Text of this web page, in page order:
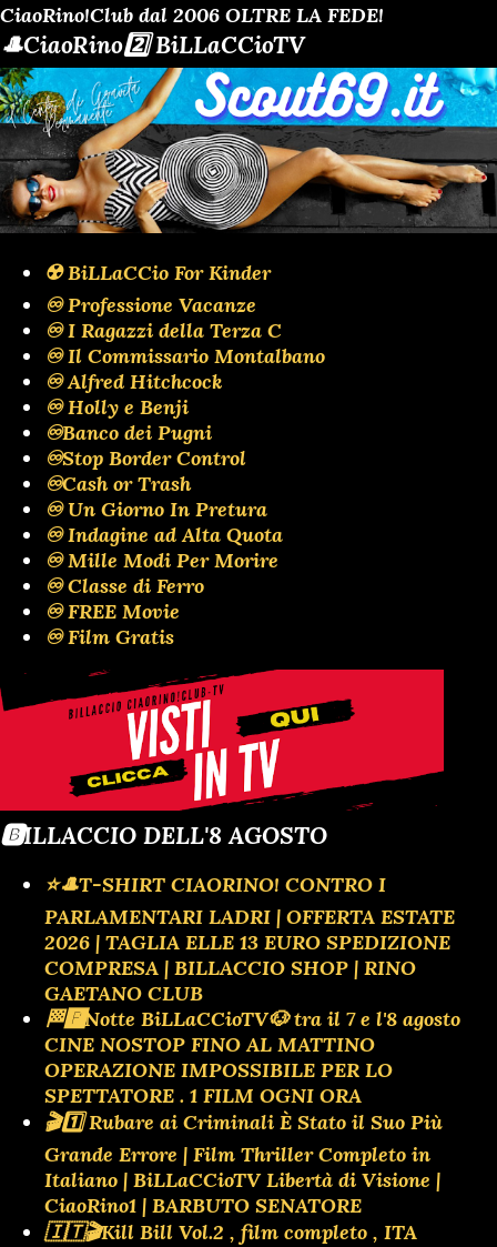
CiaoRino!Club dal 2006 OLTRE LA FEDE!
🎩CiaoRino2️⃣ BiLLaCCioTV
☢️ BiLLaCCio For Kinder
♾️ Professione Vacanze
♾️ I Ragazzi della Terza C
♾️ Il Commissario Montalbano
♾️ Alfred Hitchcock
♾️ Holly e Benji
♾️Banco dei Pugni
♾️Stop Border Control
♾️Cash or Trash
♾️ Un Giorno In Pretura
♾️ Indagine ad Alta Quota
♾️ Mille Modi Per Morire
♾️ Classe di Ferro
♾️ FREE Movie
♾️ Film Gratis
🅱️ILLACCIO DELL'8 AGOSTO
⭐🎩T-SHIRT CIAORINO! CONTRO I
PARLAMENTARI LADRI | OFFERTA ESTATE
2026 | TAGLIA ELLE 13 EURO SPEDIZIONE
COMPRESA | BILLACCIO SHOP | RINO
GAETANO CLUB
🏁🅿️Notte BiLLaCCioTV🐶 tra il 7 e l'8 agosto
CINE NOSTOP FINO AL MATTINO
OPERAZIONE IMPOSSIBILE PER LO
SPETTATORE . 1 FILM OGNI ORA
🎬1️⃣ Rubare ai Criminali È Stato il Suo Più
Grande Errore | Film Thriller Completo in
Italiano | BiLLaCCioTV Libertà di Visione |
CiaoRino1 | BARBUTO SENATORE
🇮🇹🎬Kill Bill Vol.2 , film completo , ITA